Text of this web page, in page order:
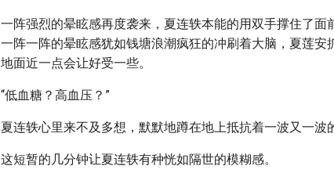
一阵强烈的晕眩感再度袭来，夏连轶本能的用双手撑住了面
一阵一阵的晕眩感犹如钱塘浪潮疯狂的冲刷着大脑，夏莲
地面近一点会让好受一些。
“低血糖？高血压？”
夏连轶心里来不及多想，默默地蹲在地上抵抗着一波又一波
这短暂的几分钟让夏连轶有种恍如隔世的模糊感。